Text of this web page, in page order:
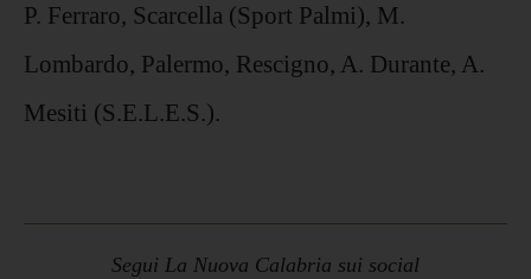
P. Ferraro, Scarcella (Sport Palmi), M.
Lombardo, Palermo, Rescigno, A. Durante, A.
Mesiti (S.E.L.E.S.).
Segui La Nuova Calabria sui social